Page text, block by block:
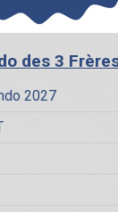
des 3
2027